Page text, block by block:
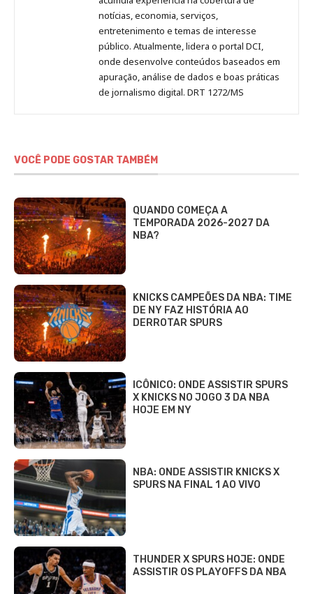
notícias, economia, serviços,
entretenimento e temas de interesse
público. Atualmente, lidera o portal DCI,
onde desenvolve conteúdos baseados em
apuração, análise de dados e boas práticas
de jornalismo digital. DRT 1272/MS
VOCÊ PODE GOSTAR TAMBÉM
QUANDO COMEÇA A
TEMPORADA 2026-2027 DA
NBA?
KNICKS CAMPEÕES DA NBA: TIME
DE NY FAZ HISTÓRIA AO
DERROTAR SPURS
ICÔNICO: ONDE ASSISTIR SPURS
X KNICKS NO JOGO 3 DA NBA
HOJE EM NY
NBA: ONDE ASSISTIR KNICKS X
SPURS NA FINAL 1 AO VIVO
THUNDER X SPURS HOJE: ONDE
ASSISTIR OS PLAYOFFS DA NBA